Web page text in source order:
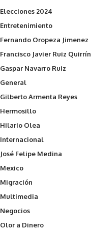
Elecciones 2024
Entretenimiento
Fernando Oropeza Jimenez
Francisco Javier Ruiz Quirrín
Gaspar Navarro Ruiz
General
Gilberto Armenta Reyes
Hermosillo
Hilario Olea
Internacional
José Felipe Medina
Mexico
Migración
Multimedia
Negocios
Olor a Dinero